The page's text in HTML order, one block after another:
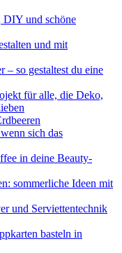
DIY und schöne
und mit
– so gestaltest du eine
für alle, die Deko,
sich das
in deine Beauty-
sommerliche Ideen mit
und Serviettentechnik
basteln in